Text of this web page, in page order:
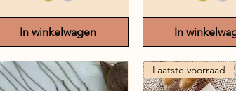
In winkelwagen In
Laatste voorraad